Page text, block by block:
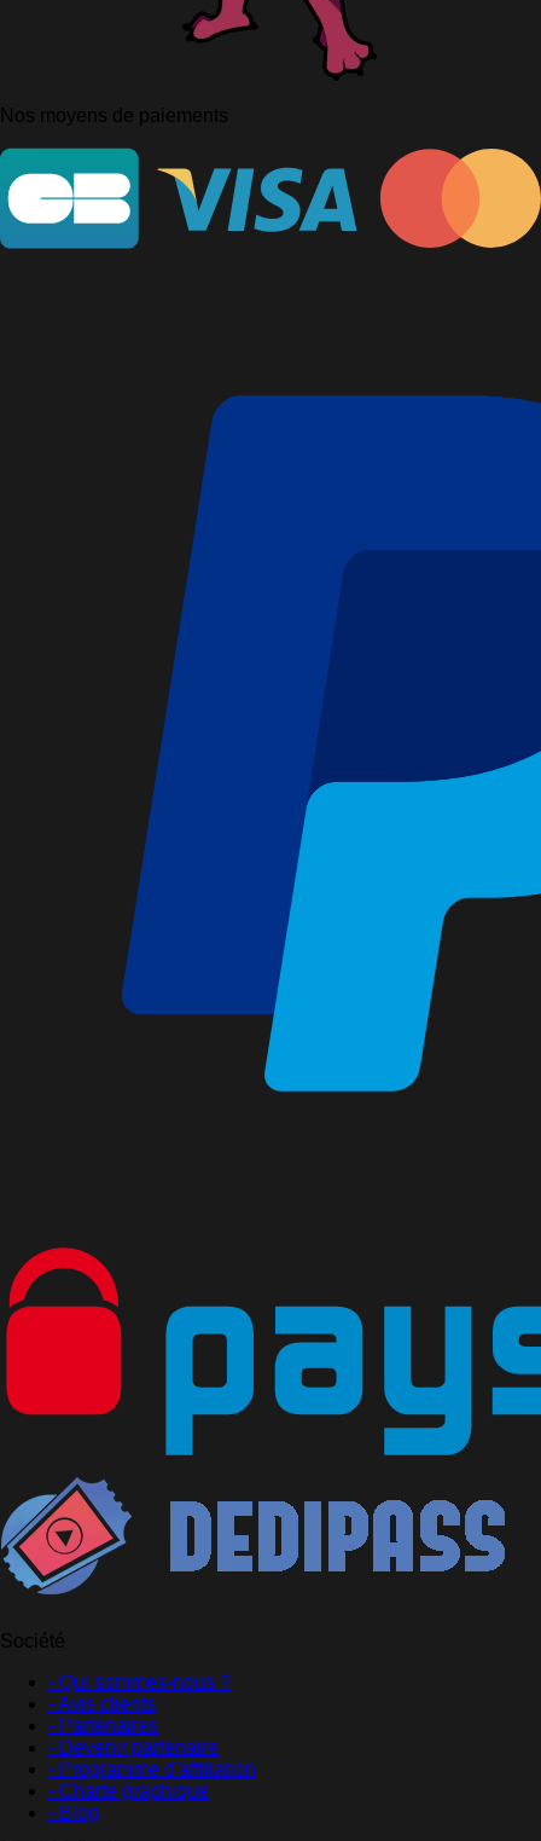
Nos moyens de paiements
Société
- Qui sommes-nous ?
- Avis clients
- Partenaires
- Devenir partenaire
- Programme d'affiliation
- Charte graphique
- Blog